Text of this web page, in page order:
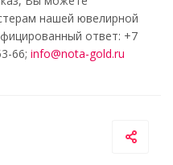
нашей ювелирной
ответ: +7
66; info@nota-gold.ru